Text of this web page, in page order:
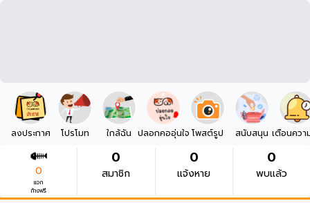
ลงประกาศ โปรโมท ใกล้ฉัน ปลอกคออุ่นใจ โพสต์รูป สนับสนุน เตือนควา
0
แจก
ก้างฟรี
0
สมาชิก
0
แจ้งหาย
0
พบแล้ว